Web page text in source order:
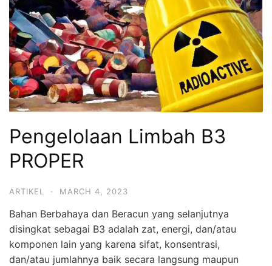
Pengelolaan Limbah B3
PROPER
ARTIKEL · MARCH 4, 2023
Bahan Berbahaya dan Beracun yang selanjutnya
disingkat sebagai B3 adalah zat, energi, dan/atau
komponen lain yang karena sifat, konsentrasi,
dan/atau jumlahnya baik secara langsung maupun